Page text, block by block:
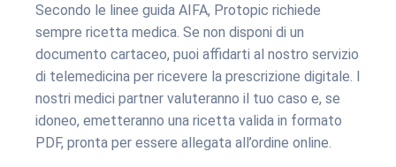
Secondo le linee guida AIFA, Protopic richiede
sempre ricetta medica. Se non disponi di un
documento cartaceo, puoi affidarti al nostro servizio
di telemedicina per ricevere la prescrizione digitale. I
nostri medici partner valuteranno il tuo caso e, se
idoneo, emetteranno una ricetta valida in formato
PDF, pronta per essere allegata all’ordine online.